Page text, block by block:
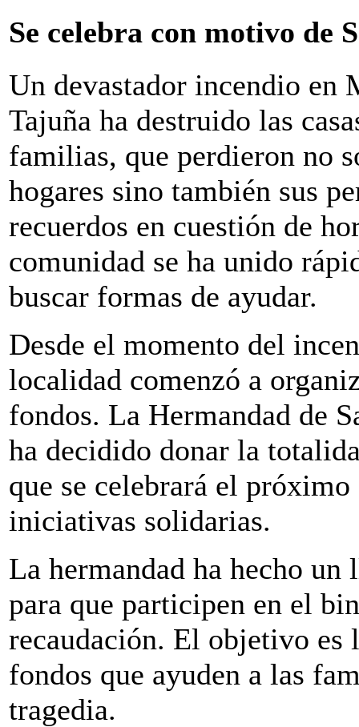
Se celebra con motivo de
Un devastador incendio en
Tajuña ha destruido las
familias, que perdieron no
hogares sino también sus
recuerdos en cuestión de
comunidad se ha unido
buscar formas de ayudar.
Desde el momento del
localidad comenzó a
fondos. La Hermandad de
ha decidido donar la
que se celebrará el próximo
iniciativas solidarias.
La hermandad ha hecho
para que participen en el
recaudación. El objetivo es
fondos que ayuden a las
tragedia.